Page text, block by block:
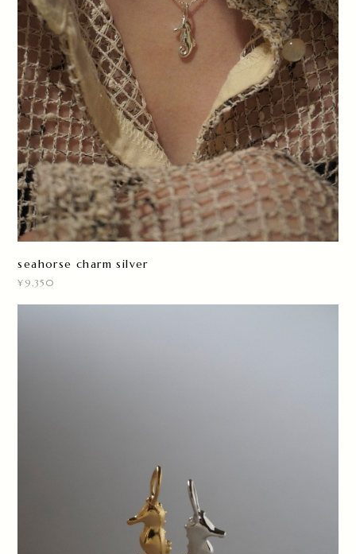
seahorse charm silver
¥9,350